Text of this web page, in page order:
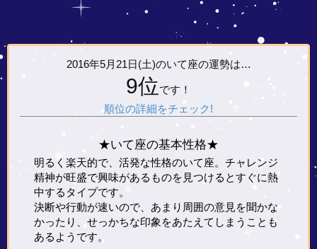
2016年5月21日(土)のいて座の運勢は…
9位です！
順位の詳細をチェック!
★いて座の基本性格★
明るく楽天的で、活発な性格のいて座。チャレンジ
精神が旺盛で興味があるものを見つけるとすぐに熱
中するタイプです。
決断や行動が速いので、あまり周囲の意見を聞かな
かったり、せっかちな印象をあたえてしまうことも
あるようです。